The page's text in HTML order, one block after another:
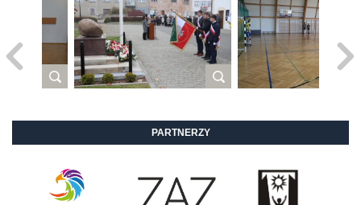
PARTNERZY